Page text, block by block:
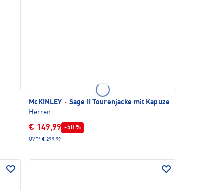
McKINLEY · Sage II Tourenjacke mit Kapuze
Herren
€ 149,99 -50 %
UVP* € 299,99